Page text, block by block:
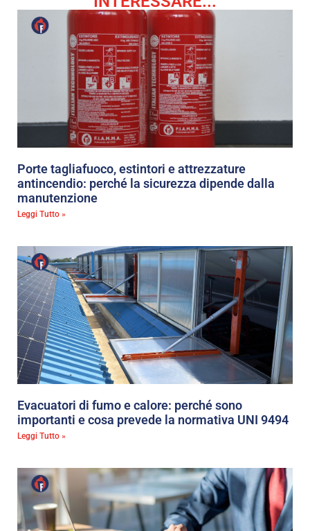
Porte tagliafuoco, estintori e attrezzature
antincendio: perché la sicurezza dipende dalla
manutenzione
Leggi Tutto »
Evacuatori di fumo e calore: perché sono
importanti e cosa prevede la normativa UNI 9494
Leggi Tutto »